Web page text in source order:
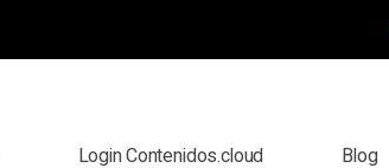
Login Contenidos.cloud Blog